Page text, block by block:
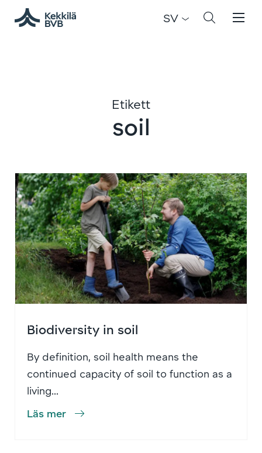
SV
Etikett
soil
Biodiversity in soil
By definition, soil health means the
continued capacity of soil to function as a
living...
Läs mer